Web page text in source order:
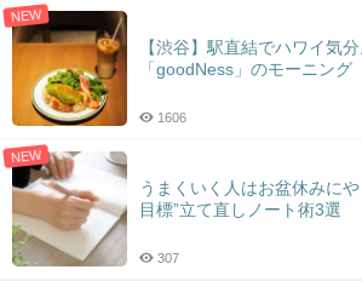
NEW
【渋谷】駅直結でハワイ気
「goodNess」のモーニング
1606
NEW
うまくいく人はお盆休みに
目標”立て直しノート術3選
307